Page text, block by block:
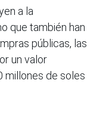
a la
que también han
públicas, las
un valor
millones de soles